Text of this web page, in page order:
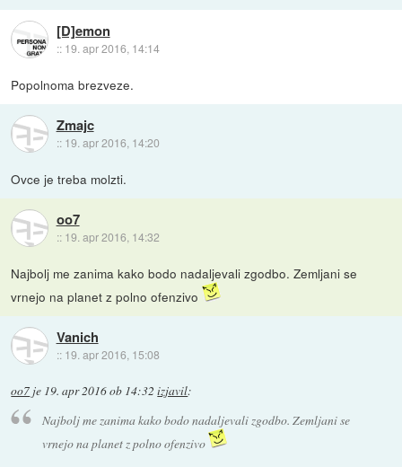
[D]emon
:: 19. apr 2016, 14:14
Popolnoma brezveze.
Zmajc
:: 19. apr 2016, 14:20
Ovce je treba molzti.
oo7
:: 19. apr 2016, 14:32
Najbolj me zanima kako bodo nadaljevali zgodbo. Zemljani se
vrnejo na planet z polno ofenzivo
Vanich
:: 19. apr 2016, 15:08
oo7 je 19. apr 2016 ob 14:32 izjavil:
Najbolj me zanima kako bodo nadaljevali zgodbo. Zemljani se
vrnejo na planet z polno ofenzivo